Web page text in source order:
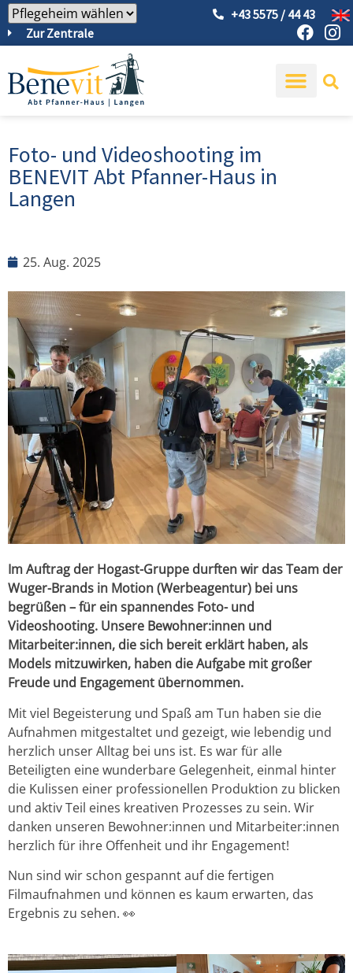
Zur Zentrale
+43 5575 / 44 43
Foto- und Videoshooting im
BENEVIT Abt Pfanner-Haus in
Langen
25. Aug. 2025
Im Auftrag der Hogast-Gruppe durften wir das Team der
Wuger-Brands in Motion (Werbeagentur) bei uns
begrüßen – für ein spannendes Foto- und
Videoshooting. Unsere Bewohner:innen und
Mitarbeiter:innen, die sich bereit erklärt haben, als
Models mitzuwirken, haben die Aufgabe mit großer
Freude und Engagement übernommen.
Mit viel Begeisterung und Spaß am Tun haben sie die
Aufnahmen mitgestaltet und gezeigt, wie lebendig und
herzlich unser Alltag bei uns ist. Es war für alle
Beteiligten eine wunderbare Gelegenheit, einmal hinter
die Kulissen einer professionellen Produktion zu blicken
und aktiv Teil eines kreativen Prozesses zu sein. Wir
danken unseren Bewohner:innen und Mitarbeiter:innen
herzlich für ihre Offenheit und ihr Engagement!
Nun sind wir schon gespannt auf die fertigen
Filmaufnahmen und können es kaum erwarten, das
Ergebnis zu sehen. 👀